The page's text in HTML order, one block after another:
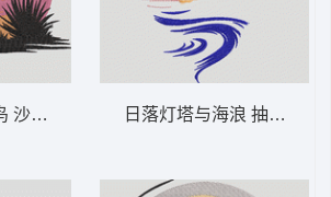
沙漠日落仙人掌 – 西部景日落灯塔与海浪 抽象灯塔